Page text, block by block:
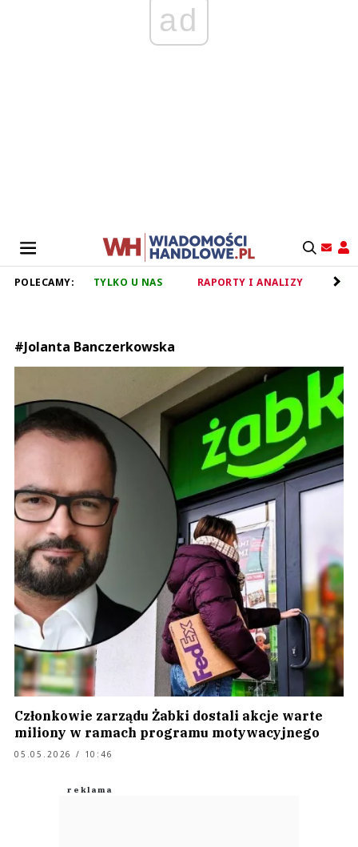
ad
POLECAMY: TYLKO U NAS RAPORTY I ANALIZY
#Jolanta Banczerkowska
Członkowie zarządu Żabki dostali akcje warte
miliony w ramach programu motywacyjnego
05.05.2026 / 10:46